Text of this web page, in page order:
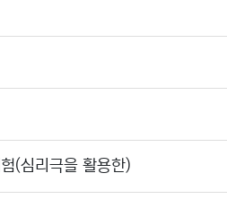
(심리극을 활용한)